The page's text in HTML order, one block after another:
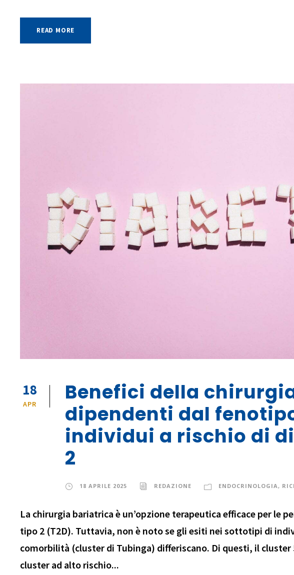
READ MORE
18
APR
Benefici della
dipendenti dal
individui a rischio di
2
18 APRILE 2025 REDAZIONE ENDOCRINOLOGIA ,
La chirurgia bariatrica è un’opzione terapeutica efficace per le
tipo 2 (T2D). Tuttavia, non è noto se gli esiti nei sottotipi di
comorbilità (cluster di Tubinga) differiscano. Di questi, il cluster
cluster ad alto rischio...